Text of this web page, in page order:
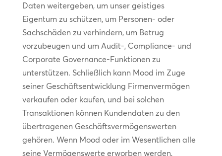
Daten weitergeben, um unser geistiges
Eigentum zu schützen, um Personen- oder
Sachschäden zu verhindern, um Betrug
vorzubeugen und um Audit-, Compliance- und
Corporate Governance-Funktionen zu
unterstützen. Schließlich kann Mood im Zuge
seiner Geschäftsentwicklung Firmenvermögen
verkaufen oder kaufen, und bei solchen
Transaktionen können Kundendaten zu den
übertragenen Geschäftsvermögenswerten
gehören. Wenn Mood oder im Wesentlichen alle
seine Vermögenswerte erworben werden,